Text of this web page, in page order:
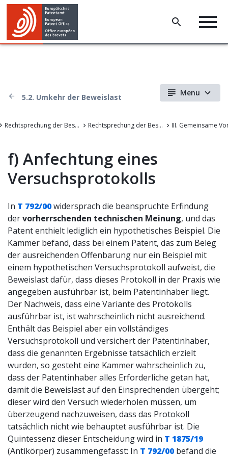
5.2. Umkehr der Beweislast Menu
Rechtsprechung der Beschwerdekammern des EPA Rechtsprechung der Beschwerdekammern des Europäischen Patentamts
f) Anfechtung eines
Versuchsprotokolls
In T 792/00widersprach die beanspruchte Erfindung
dervorherrschenden technischen Meinung, und das
Patent enthielt lediglich ein hypothetisches Beispiel. Die
Kammer befand, dass bei einem Patent, das zum Beleg
der ausreichenden Offenbarung nur ein Beispiel mit
einem hypothetischen Versuchsprotokoll aufweist, die
Beweislast dafür, dass dieses Protokoll in der Praxis wie
angegeben ausführbar ist, beim Patentinhaber liegt.
Der Nachweis, dass eine Variante des Protokolls
ausführbar ist, ist wahrscheinlich nicht ausreichend.
Enthält das Beispiel aber ein vollständiges
Versuchsprotokoll und versichert der Patentinhaber,
dass die genannten Ergebnisse tatsächlich erzielt
wurden, so gesteht eine Kammer wahrscheinlich zu,
dass der Patentinhaber alles Erforderliche getan hat,
damit die Beweislast auf den Einsprechenden übergeht;
dieser wird den Versuch wiederholen müssen, um
überzeugend nachzuweisen, dass das Protokoll
tatsächlich nicht wie behauptet ausführbar ist. Die
Quintessenz dieser Entscheidung wird in T 1875/19
(Antikörper) zusammengefasst: In T 792/00befand die